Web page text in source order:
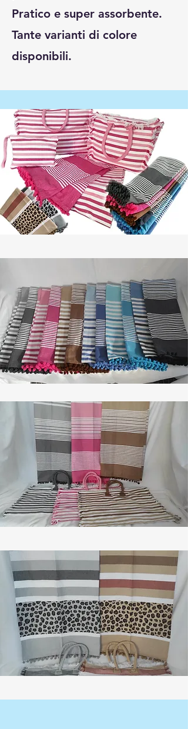
Pratico e super assorbente.
Tante varianti di colore
disponibili.